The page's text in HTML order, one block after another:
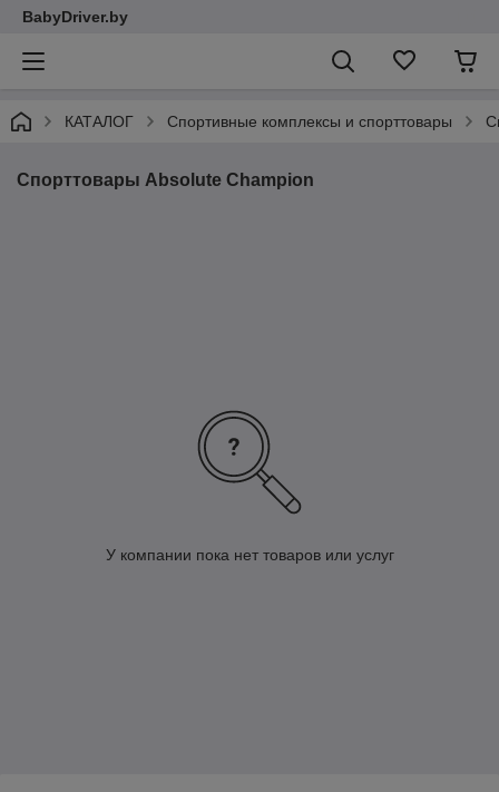
BabyDriver.by
КАТАЛОГ Спортивные комплексы и спорттовары
Спорттовары Absolute Champion
У компании пока нет товаров или услуг